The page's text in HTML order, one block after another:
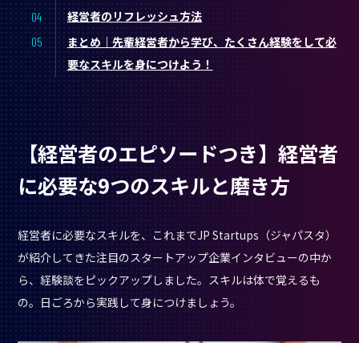
経営者のリフレッシュ方法
まとめ｜先輩経営者から学び、たくさん経験をして必
要なスキルを身につけよう！
【経営者のエピソードつき】経営者
に必要な9つのスキルと磨き方
経営者に必要なスキルを、これまでJP Startups（ジャパスタ）
が紹介してきた注目のスタートアップ企業インタビューの中か
ら、経験談をピックアップしました。スキルは体で覚えるも
の。日ごろから実践して身につけましょう。